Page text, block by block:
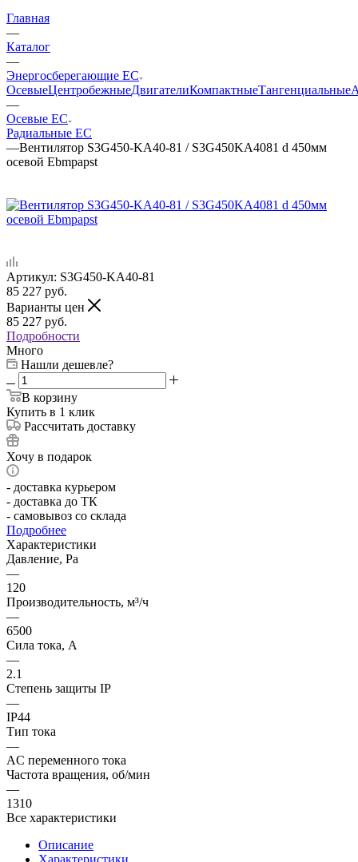
Главная
—
Каталог
—
Энергосберегающие EC
ОсевыеЦентробежныеДвигателиКомпактныеТангенциальные
—
Осевые EC
Радиальные EC
—Вентилятор S3G450-KA40-81 / S3G450KA4081 d 450мм
осевой Ebmpapst
Артикул: S3G450-KA40-81
85 227 руб.
Варианты цен
85 227 руб.
Подробности
Много
Нашли дешевле?
В корзину
Купить в 1 клик
Рассчитать доставку
Хочу в подарок
- доставка курьером
- доставка до ТК
- самовывоз со склада
Подробнее
Характеристики
Давление, Pa
—
120
Производительность, м³/ч
—
6500
Сила тока, А
—
2.1
Степень защиты IP
—
IP44
Тип тока
—
AC переменного тока
Частота вращения, об/мин
—
1310
Все характеристики
Описание
Характеристики